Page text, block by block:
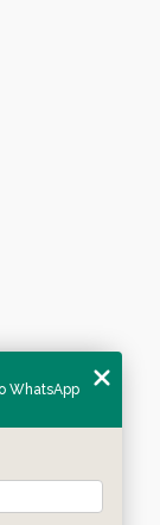
WhatsApp